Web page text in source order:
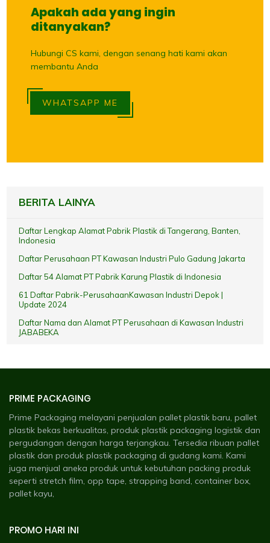
Apakah ada yang ingin
ditanyakan?
Hubungi CS kami, dengan senang hati kami akan
membantu Anda
WHATSAPP ME
BERITA LAINYA
Daftar Lengkap Alamat Pabrik Plastik di Tangerang, Banten,
Indonesia
Daftar Perusahaan PT Kawasan Industri Pulo Gadung Jakarta
Daftar 54 Alamat PT Pabrik Karung Plastik di Indonesia
61 Daftar Pabrik-PerusahaanKawasan Industri Depok |
Update 2024
Daftar Nama dan Alamat PT Perusahaan di Kawasan Industri
JABABEKA
PRIME PACKAGING
Prime Packaging melayani penjualan pallet plastik baru, pallet
plastik bekas berkualitas, produk plastik packaging logistik dan
pergudangan dengan harga terjangkau. Tersedia ribuan pallet
plastik dan produk plastik packaging di gudang kami. Kami
juga menjual aneka produk untuk kebutuhan packing produk
seperti stretch film, opp tape, strapping band, container box,
pallet kayu,
PROMO HARI INI